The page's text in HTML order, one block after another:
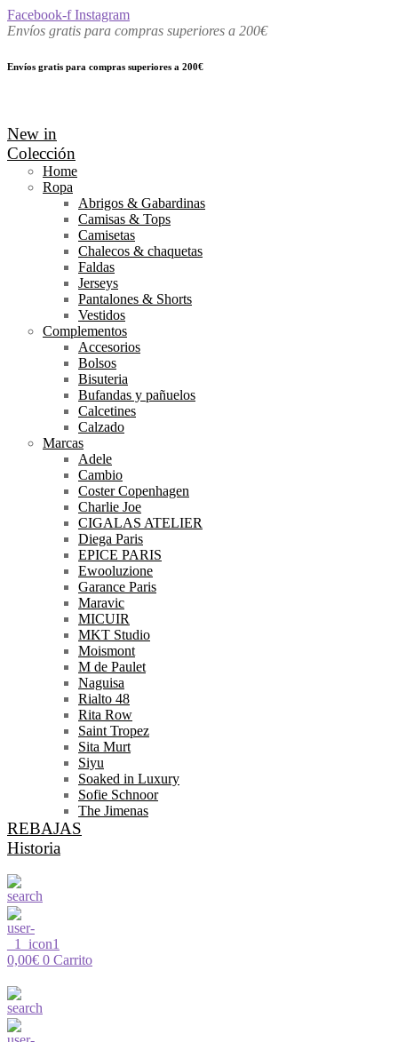
Facebook-f Instagram
Envíos gratis para compras superiores a 200€
Envíos gratis para compras superiores a 200€
New in
Colección
Home
Ropa
Abrigos & Gabardinas
Camisas & Tops
Camisetas
Chalecos & chaquetas
Faldas
Jerseys
Pantalones & Shorts
Vestidos
Complementos
Accesorios
Bolsos
Bisuteria
Bufandas y pañuelos
Calcetines
Calzado
Marcas
Adele
Cambio
Coster Copenhagen
Charlie Joe
CIGALAS ATELIER
Diega Paris
EPICE PARIS
Ewooluzione
Garance Paris
Maravic
MICUIR
MKT Studio
Moismont
M de Paulet
Naguisa
Rialto 48
Rita Row
Saint Tropez
Sita Murt
Siyu
Soaked in Luxury
Sofie Schnoor
The Jimenas
REBAJAS
Historia
0,00€ 0 Carrito